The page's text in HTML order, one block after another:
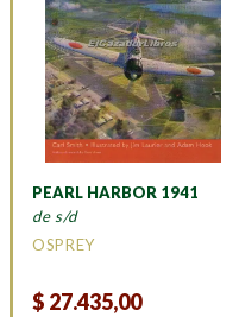
PEARL HARBOR 1941
de s/d
OSPREY
$ 27.435,00